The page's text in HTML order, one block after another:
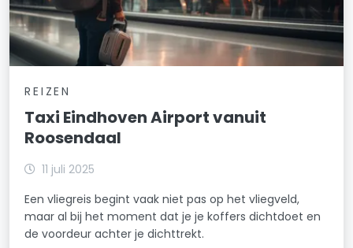
REIZEN
Taxi Eindhoven Airport vanuit
Roosendaal
11 juli 2025
Een vliegreis begint vaak niet pas op het vliegveld,
maar al bij het moment dat je je koffers dichtdoet en
de voordeur achter je dichttrekt.